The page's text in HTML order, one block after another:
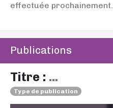
effectuée prochainement.
Publications
Titre : ...
Type de publication